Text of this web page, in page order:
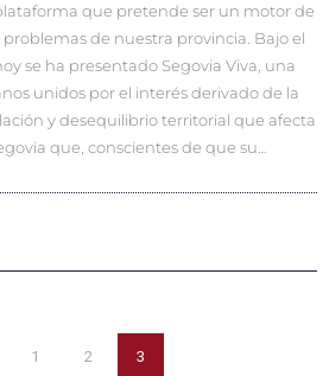
que pretende ser un motor de
de nuestra provincia. Bajo el
se ha presentado Segovia Viva, una
unidos por el interés derivado de la
y desequilibrio territorial que afecta
que, conscientes de que su…
PAGE
1 PAGE
2 PAGE
3